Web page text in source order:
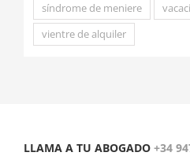
síndrome de meniere
vientre de alquiler
LLAMA A TU ABOGADO +34